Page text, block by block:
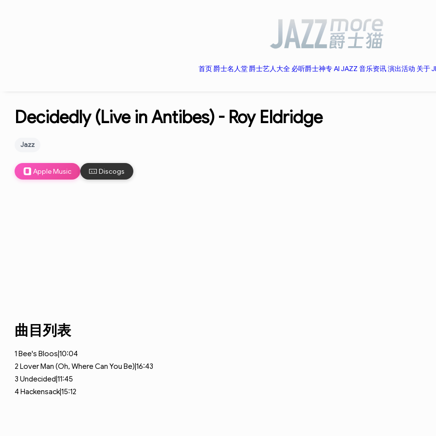
首页爵士名人堂爵士艺人大全 必听爵士神专AI JAZZ 音乐资讯演出活动 关于
Decidedly (Live in Antibes) - Roy Eldridge
Jazz
Apple Music Discogs
曲目列表
1 Bee's Bloos|10:04
2 Lover Man (Oh, Where Can You Be)|16:43
3 Undecided|11:45
4Hackensack|15:12